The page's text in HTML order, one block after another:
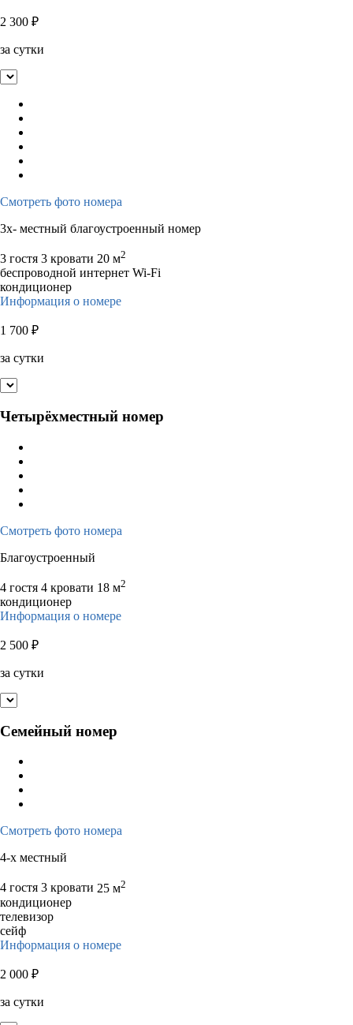
2 300 ₽
за сутки
Смотреть фото номера
3х- местный благоустроенный номер
3 гостя 3 кровати 20 м2
беспроводной интернет Wi-Fi
кондиционер
Информация о номере
1 700 ₽
за сутки
Четырёхместный номер
Смотреть фото номера
Благоустроенный
4 гостя 4 кровати 18 м2
кондиционер
Информация о номере
2 500 ₽
за сутки
Семейный номер
Смотреть фото номера
4-х местный
4 гостя 3 кровати 25 м2
кондиционер
телевизор
сейф
Информация о номере
2 000 ₽
за сутки